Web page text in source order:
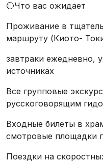
🔴Что вас ожидает
Проживание в
маршруту (Киото-
завтраки ежедневно,
источниках
Все групповые
русскоговорящим
Входные билеты в
смотровые площадки
Поездки на